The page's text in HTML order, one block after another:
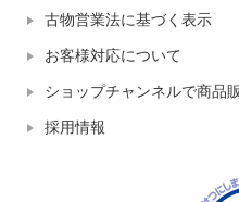
古物営業法に基づく表示
お客様対応について
ショップチャンネルで商品
採用情報